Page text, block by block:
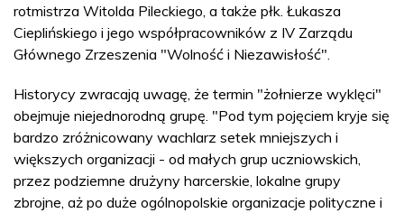
rotmistrza Witolda Pileckiego, a także płk. Łukasza
Cieplińskiego i jego współpracowników z IV Zarządu
Głównego Zrzeszenia "Wolność i Niezawisłość".
Historycy zwracają uwagę, że termin "żołnierze wyklęci"
obejmuje niejednorodną grupę. "Pod tym pojęciem kryje się
bardzo zróżnicowany wachlarz setek mniejszych i
większych organizacji - od małych grup uczniowskich,
przez podziemne drużyny harcerskie, lokalne grupy
zbrojne, aż po duże ogólnopolskie organizacje polityczne i